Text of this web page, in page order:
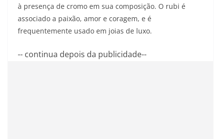
à presença de cromo em sua composição. O rubi é
associado a paixão, amor e coragem, e é
frequentemente usado em joias de luxo.
-- continua depois da publicidade--